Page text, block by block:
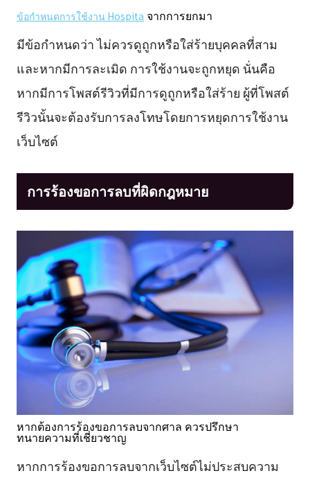
ข้อกำหนดการใช้งาน Hospita จากการยกมา
มีข้อกำหนดว่า ไม่ควรดูถูกหรือใส่ร้ายบุคคลที่สาม
และหากมีการละเมิด การใช้งานจะถูกหยุด นั่นคือ
หากมีการโพสต์รีวิวที่มีการดูถูกหรือใส่ร้าย ผู้ที่โพสต์
รีวิวนั้นจะต้องรับการลงโทษโดยการหยุดการใช้งาน
เว็บไซต์
การร้องขอการลบที่ผิดกฎหมาย
หากต้องการร้องขอการลบจากศาล ควรปรึกษา
ทนายความที่เชี่ยวชาญ
หากการร้องขอการลบจากเว็บไซต์ไม่ประสบความ